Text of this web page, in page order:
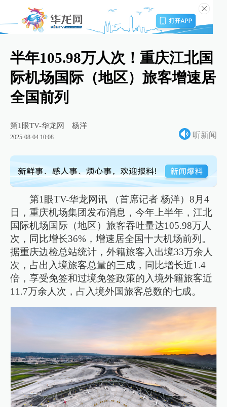
半年105.98万人次！重庆江北国
际机场国际（地区）旅客增速居
全国前列
第1眼TV-华龙网 杨洋
2025-08-04 10:08 听新闻
第1眼TV-华龙网讯 （首席记者 杨洋）8月4
日，重庆机场集团发布消息，今年上半年，江北
国际机场国际（地区）旅客吞吐量达105.98万人
次，同比增长36%，增速居全国十大机场前列。
据重庆边检总站统计，外籍旅客入出境33万余人
次，占出入境旅客总量的三成，同比增长近1.4
倍，享受免签和过境免签政策的入境外籍旅客近
11.7万余人次，占入境外国旅客总数的七成。